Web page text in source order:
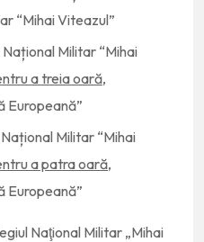
“Mihai Viteazul”
Național Militar “Mihai
a treia oară,
Europeană”
Militar “Mihai
a patra oară,
Europeană”
Naţional Militar „Mihai